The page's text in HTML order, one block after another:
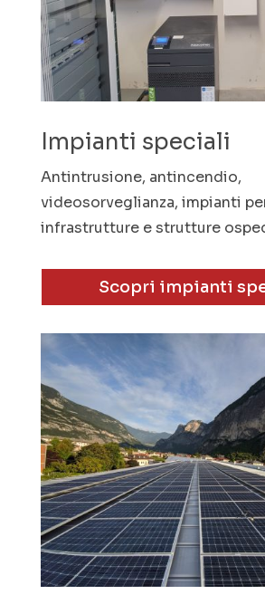
Impianti speciali
Antintrusione, antincendio,
videosorveglianza, impianti
infrastrutture e strutture
Scopri impianti